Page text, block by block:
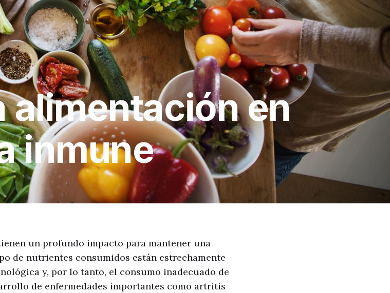
alimentación en
inmune
un profundo impacto para mantener una
de nutrientes consumidos están estrechamente
y, por lo tanto, el consumo inadecuado de
de enfermedades importantes como artritis